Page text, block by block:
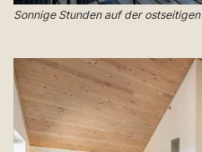
Sonnige Stunden auf der